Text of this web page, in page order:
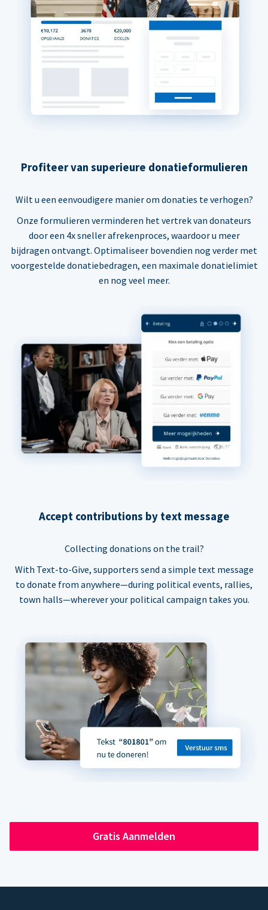
Profiteer van superieure donatieformulieren
Wilt u een eenvoudigere manier om donaties te verhogen?
Onze formulieren verminderen het vertrek van donateurs
door een 4x sneller afrekenproces, waardoor u meer
bijdragen ontvangt. Optimaliseer bovendien nog verder met
voorgestelde donatiebedragen, een maximale donatielimiet
en nog veel meer.
Accept contributions by text message
Collecting donations on the trail?
With Text-to-Give, supporters send a simple text message
to donate from anywhere—during political events, rallies,
town halls—wherever your political campaign takes you.
Gratis Aanmelden